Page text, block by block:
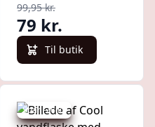
99,95 kr.
79 kr.
Til butik
Spar -26 kr.